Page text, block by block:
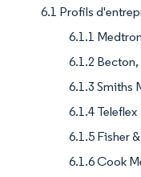
6.1 Profils
6.1.1
6.1.2
6.1.3 Smiths
6.1.4 Teleflex
6.1.5 Fisher
6.1.6 Cook